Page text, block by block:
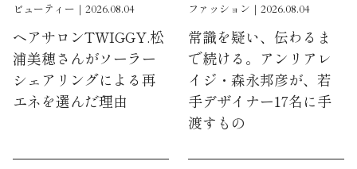
ビューティー｜2026.08.04
ヘアサロンTWIGGY.松
浦美穂さんがソーラー
シェアリングによる再
エネを選んだ理由
ファッション｜2026.08.04
常識を疑い、伝わるま
で続ける。アンリアレ
イジ・森永邦彦が、若
手デザイナー17名に手
渡すもの